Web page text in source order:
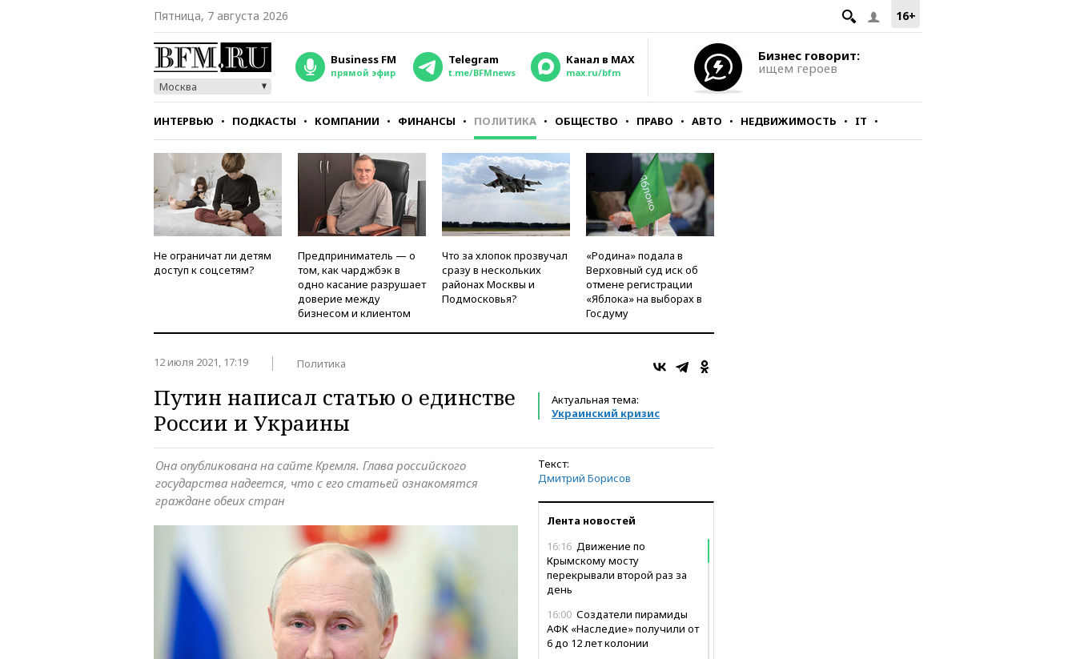
16+
Пятница, 7 августа 2026
Москва
Business FM
прямой эфир
Telegram
t.me/BFMnews
Канал в MAX
max.ru/bfm
Бизнес говорит:
ищем героев
ИНТЕРВЬЮ ПОДКАСТЫ КОМПАНИИ ФИНАНСЫ ПОЛИТИКА ОБЩЕСТВО ПРАВО АВТО НЕДВИЖИМОСТЬ IT
СТИЛЬ ТЕСТЫ
Не ограничат ли детям
доступ к соцсетям?
Предприниматель — о
том, как чарджбэк в
одно касание разрушает
доверие между
бизнесом и клиентом
Что за хлопок прозвучал
сразу в нескольких
районах Москвы и
Подмосковья?
«Родина» подала в
Верховный суд иск об
отмене регистрации
«Яблока» на выборах в
Госдуму
12 июля 2021, 17:19 Политика
Актуальная тема:
Украинский кризис
Путин написал статью о единстве
России и Украины
Текст:
Дмитрий Борисов
Лента новостей
16:16 Движение по
Крымскому мосту
перекрывали второй раз за
день
16:00 Создатели пирамиды
АФК «Наследие» получили от
6 до 12 лет колонии
Она опубликована на сайте Кремля. Глава российского
государства надеется, что с его статьей ознакомятся
граждане обеих стран